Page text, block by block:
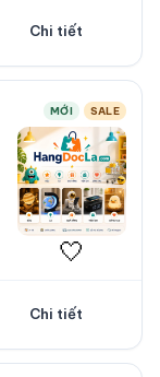
Chi tiết
MỚI SALE
🤍
Chi tiết